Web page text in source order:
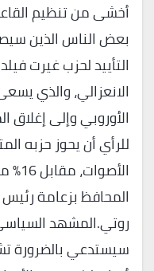
أخشى من تنظيم
بعض الناس الذين
التأييد لحزب غيرت
الانعزالي، والذي
الأوروبي وإلى إغلاق
المحافظ بزعامة رئيس
روتي.المشهد
سيستدعي بالضرورة